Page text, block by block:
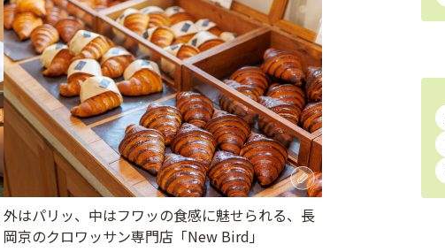
外はパリッ、中はフワッの食感に魅せられる、長
岡京のクロワッサン専門店「New Bird」